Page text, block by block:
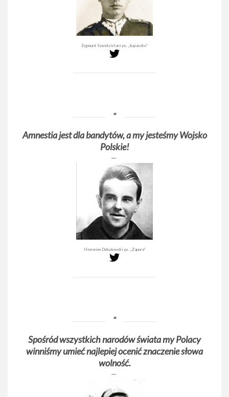
Zygmunt Szendzielarz ps. „Łupaszko”
Amnestia jest dla bandytów, a my jesteśmy Wojsko
Polskie!
Hieronim Dekutowski ps. „Zapora”
Spośród wszystkich narodów świata my Polacy
winniśmy umieć najlepiej ocenić znaczenie słowa
wolność.